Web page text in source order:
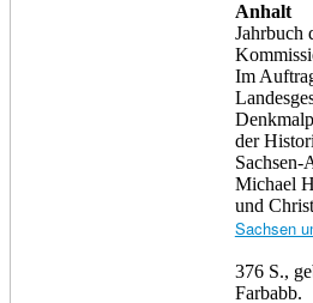
Anhalt
Jahrbuch
Im
der
Sachsen-
Michael
und
Sachsen
376 S.,
Farbabb.